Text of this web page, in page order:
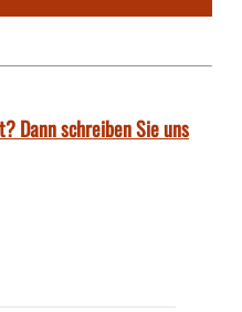
Dann schreiben Sie uns